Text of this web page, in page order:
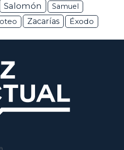
Salomón
Samuel
Zacarías Éxodo